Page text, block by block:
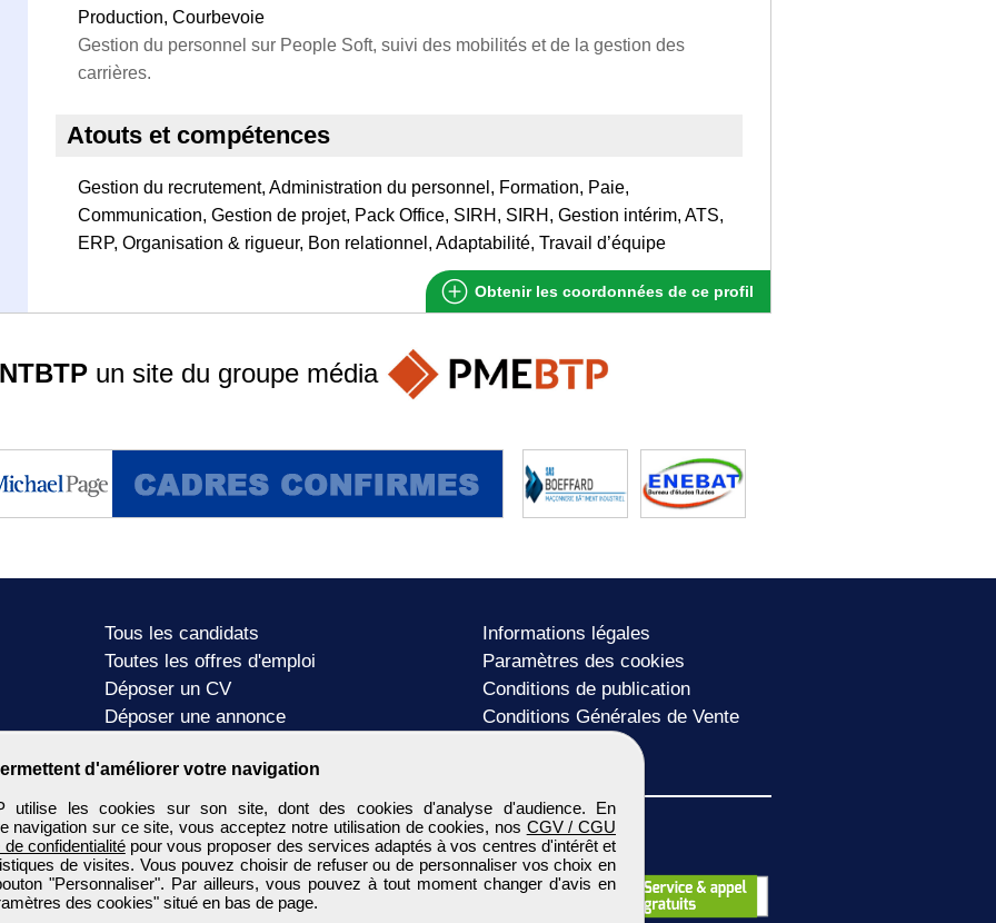
Production, Courbevoie
Gestion du personnel sur People Soft, suivi des mobilités et de la gestion des
carrières.
Atouts et compétences
Gestion du recrutement, Administration du personnel, Formation, Paie,
Communication, Gestion de projet, Pack Office, SIRH, SIRH, Gestion intérim, ATS,
ERP, Organisation & rigueur, Bon relationnel, Adaptabilité, Travail d’équipe
Obtenir les coordonnées de ce profil
d'améliorer votre navigation
utilise les cookies sur son site, dont des cookies d'analyse d'audience. En
navigation sur ce site, vous acceptez notre utilisation de cookies, nos CGV / CGU
de confidentialitépour vous proposer des services adaptés à vos centres d'intérêt et
de visites. Vous pouvez choisir de refuser ou de personnaliser vos choix en
"Personnaliser". Par ailleurs, vous pouvez à tout moment changer d'avis en
des cookies" situé en bas de page.
un site du groupe média
Tous les candidats
Toutes les offres d'emploi
Déposer un CV
Déposer une annonce
Informations légales
Paramètres des cookies
Conditions de publication
Conditions Générales de Vente